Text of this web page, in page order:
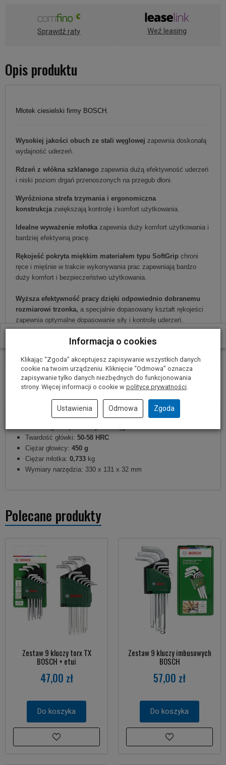
Sprawdź raty Weź leasing
Opis produktu
Młotek ciesielski firmy BOSCH.
Wysokiej jakości obuch ze stali węglowej zapewnia doskonałą
wydajność uderzeń.
Rdzeń z włókna szklanego zapewnia dużą efektywność uderzeń
i niski poziom drgań przenoszonych na przegub dłoni.
Wyróżniona strefa trzymania i ergonomiczna
konstrukcja zwiększają kontrolę i komfort użytkowania.
Idealne wyważenie młotka zapewnia duży komfort użytkowania i
bardziej efektywną pracę.
Rękojeść pokryta miękkim materiałem typu SoftGrip chroni
ręce i mięśnie w trakcie wykonywania prac zapewniają bardzo
duży komfort i bezpieczeństwo użytkowania.
Wyższa efektywność pracy dzięki odpowiednio dobranemu
rozmiarowi trzonka, a specjalnie dopasowany kształt rękojeści
zapewnia optymalne dopasowanie siły i kontrolę uderzeń.
Młotek pazurkowy w kształcie litery Vumożliwia łatwe
Parametry techniczne
Typ rękojeści:włókno szklane
Twardość główki: 50-58 HRC
Ciężar głowicy: 450 g
Ciężar młotka: 0,733 kg
Wymiary narzędzia: 330 x 131 x 32 mm
Polecane produkty
Zestaw 9 kluczy torx TX
BOSCH + etui
47,00 zł
Do koszyka
Zestaw 9 kluczy imbusowych
BOSCH
57,00 zł
Do koszyka
W ostatnich 30 dniach produktem interesuje się
Informacja o cookies
Klikając “Zgoda” akceptujesz zapisywanie wszystkich danych
cookie na twoim urządzeniu. Kliknięcie “Odmowa” oznacza
zapisywanie tylko danych niezbędnych do funkcjonowania
strony. Więcej informacji o cookie w polityce prywatności
Ustawienia Odmowa Zgoda